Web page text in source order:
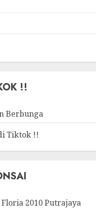
!!
Berbunga
Tiktok !!
2010 Putrajaya